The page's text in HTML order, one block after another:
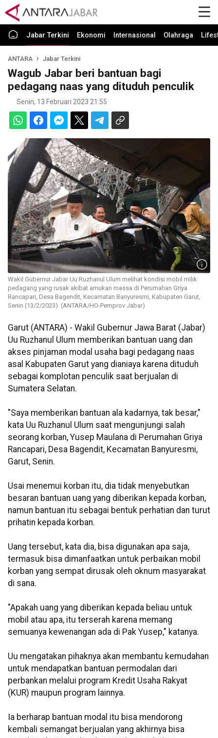
Jabar Terkini Ekonomi Internasional Olahraga
ANTARA Jabar Terkini
Wagub Jabar beri bantuan bagi
pedagang naas yang dituduh penculik
Senin, 13 Februari 2023 21:55
Wakil Gubernur Jabar Uu Ruzhanul Ulum melihat kondisi mobil milik
pedagang yang rusak akibat amukan massa di Perumahan Griya
Rancapari, Desa Bagendit, Kecamatan Banyuresmi, Kabupaten Garut,
Senin (13/2/2023). (ANTARA/HO-Pemprov Jabar)
Garut (ANTARA) - Wakil Gubernur Jawa Barat (Jabar)
Uu Ruzhanul Ulum memberikan bantuan uang dan
akses pinjaman modal usaha bagi pedagang naas
asal Kabupaten Garut yang dianiaya karena dituduh
sebagai komplotan penculik saat berjualan di
Sumatera Selatan.
"Saya memberikan bantuan ala kadarnya, tak besar,"
kata Uu Ruzhanul Ulum saat mengunjungi salah
seorang korban, Yusep Maulana di Perumahan Griya
Rancapari, Desa Bagendit, Kecamatan Banyuresmi,
Garut, Senin.
Usai menemui korban itu, dia tidak menyebutkan
besaran bantuan uang yang diberikan kepada korban,
namun bantuan itu sebagai bentuk perhatian dan turut
prihatin kepada korban.
Uang tersebut, kata dia, bisa digunakan apa saja,
termasuk bisa dimanfaatkan untuk perbaikan mobil
korban yang sempat dirusak oleh oknum masyarakat
di sana.
"Apakah uang yang diberikan kepada beliau untuk
mobil atau apa, itu terserah karena memang
semuanya kewenangan ada di Pak Yusep," katanya.
Uu mengatakan pihaknya akan membantu kemudahan
untuk mendapatkan bantuan permodalan dari
perbankan melalui program Kredit Usaha Rakyat
(KUR) maupun program lainnya.
Ia berharap bantuan modal itu bisa mendorong
kembali semangat berjualan yang akhirnya bisa